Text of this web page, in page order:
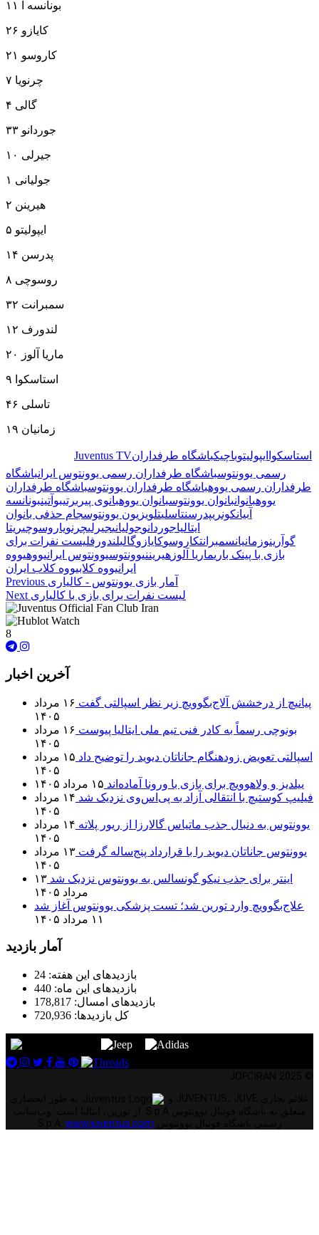
۱۱ بونانسه آ
۲۶ کایازو
۲۱ کاروسو
۷ چرنویا
۴ گالی
۳۳ جوردانو
۱۰ جیرلی
۱ جولیانی
۲ هیرینن
۵ ایپولیتو
۱۴ پدرسن
۸ روسوچی
۳۲ سمبرانت
۱۲ لندورف
۲۰ ماریا آلوز
۹ استاسکوا
۴۶ تاسلی
۱۹ زمانیان
Juventus TV استاسکوا ایپولیتوباچیکباشگاه طرفداران
رسمی یوونتوسباشگاه طرفداران رسمی یوونتوس ایرانباشگاه
طرفداران رسمی یووهباشگاه طرفداران یوونتوسباشگاه طرفداران
یووهبانوانبانوان یوونتوسبانوان یووهبانوی پیر برتیبوآتینبونانسه
بیانکونریپدرسنتاسلیتلویزیون یوونتوسجام حذفی بانوان
ایتالیاجوردانوجولیانیجیرلیچرنویاروسوچیریتا
گوآرینوزمانیانسمبرانتکاروسوکایازوگالیلندورفلیست نفرات برای
بازی با پینک باریماریا آلوز هیریننیوونتوسیوونتوس ایرانیووهیووه
ایرانیووه کلابیووه کلاب ایران
Previous آمار بازی یوونتوس - کالیاری
Next لیست نفرات برای بازی با کالیاری
8
آخرین اخبار
پیانیچ از درخشش آلاج‌بگوویچ زیر نظر اسپالتی گفت
۱۶ مرداد
۱۴۰۵
بونوچی رسماً به کادر فنی تیم ملی ایتالیا پیوست
۱۶ مرداد
۱۴۰۵
اسپالتی تعویض زودهنگام جاناتان دیوید را توضیح داد
۱۵ مرداد
۱۴۰۵
ییلدیز و ولاهوویچ برای بازی با ورونا آماده‌اند ۱۵ مرداد ۱۴۰۵
فیلیپ کوستیچ با انتقالی آزاد به پی‌اس‌وی نزدیک شد
۱۴ مرداد
۱۴۰۵
یوونتوس به دنبال جذب ماتیاس گالارزا از ریور پلاته
۱۴ مرداد
۱۴۰۵
یوونتوس جاناتان دیوید را با قرارداد پنج‌ساله گرفت
۱۳ مرداد
۱۴۰۵
اینتر برای جذب نیکو گونسالس به یوونتوس نزدیک شد ۱۳
مرداد ۱۴۰۵
علاج‌بگوویچ وارد تورین شد؛ تست پزشکی یوونتوس آغاز شد
۱۱ مرداد ۱۴۰۵
آمار بازدید
بازدیدهای این هفته: 24
بازدیدهای این ماه: 440
بازدیدهای امسال: 178,817
کل بازدیدها: 720,936
www.juventus.com